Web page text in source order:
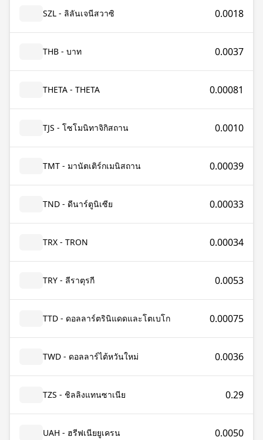
SZL - ลิลันเจนีสวาซิ 0.0018
THB - บาท 0.0037
THETA - THETA 0.00081
TJS - โซโมนิทาจิกิสถาน 0.0010
TMT - มานัตเติร์กเมนิสถาน 0.00039
TND - ดีนาร์ตูนิเซีย 0.00033
TRX - TRON 0.00034
TRY - ลีราตุรกี 0.0053
TTD - ดอลลาร์ตรินิแดดและโตเบโก 0.00075
TWD - ดอลลาร์ไต้หวันใหม่ 0.0036
TZS - ชิลลิงแทนซาเนีย 0.29
UAH - ฮรีฟเนียยูเครน 0.0050